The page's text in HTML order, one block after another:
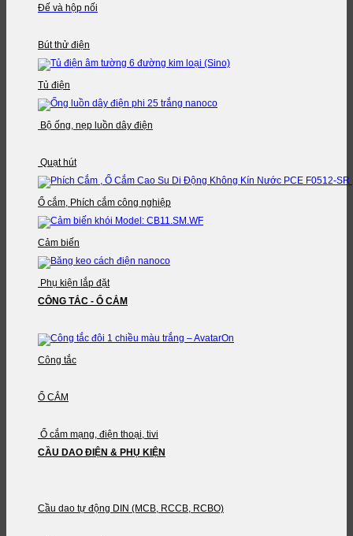
Đế và hộp nối
Bút thử điện
Tủ điện
Bộ ống, nẹp luồn dây điện
Quạt hút
Ổ cắm, Phích cắm công nghiệp
Cảm biến
Phụ kiện lắp đặt
CÔNG TẮC - Ổ CẮM
Công tắc
Ổ CẮM
Ổ cắm mạng, điện thoại, tivi
CẦU DAO ĐIỆN & PHỤ KIỆN
Cầu dao tự động DIN (MCB, RCCB, RCBO)